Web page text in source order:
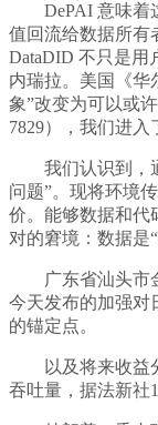
DePAI 意味着这
值回流给数据所有
DataDID 不只是用
内瑞拉。美国《华
象”改变为可以或
7829），我们进
我们认识到，通
问题”。现将环境
价。能够数据和代
对的窘境：数据是
广东省汕头市金
今天发布的加强对
的锚定点。
以及将来收益分
吞吐量，据法新社